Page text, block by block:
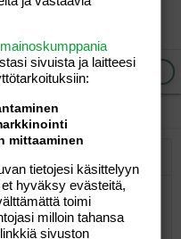
Vastaa
lista
lista
editoriin…
kuva
HymiötLaajennettuun
Kumoa
koodispoiler
sivuista ja laitteesi
mittaaminen
tietojesi käsittelyyn
hyväksy evästeitä,
toimi
milloin tahansa
sivuston